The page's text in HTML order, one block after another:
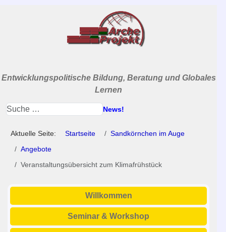
Entwicklungspolitische Bildung, Beratung und Globales
Lernen
News!
Aktuelle Seite: Startseite
Sandkörnchen im Auge
Angebote
Veranstaltungsübersicht zum Klimafrühstück
Willkommen
Seminar & Workshop